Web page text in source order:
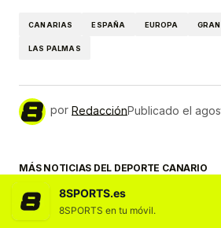
CANARIAS ESPAÑA EUROPA
LAS PALMAS
por RedacciónPublicado el
MÁS NOTICIAS DEL DEPORTE CANARIO
8SPORTS.es
8SPORTS en tu móvil.